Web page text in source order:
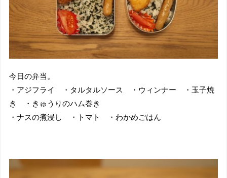
今日の弁当。
・アジフライ ・タルタルソース ・ウィンナー ・玉子焼
き ・きゅうりのハム巻き
・ナスの煮浸し ・トマト ・わかめごはん